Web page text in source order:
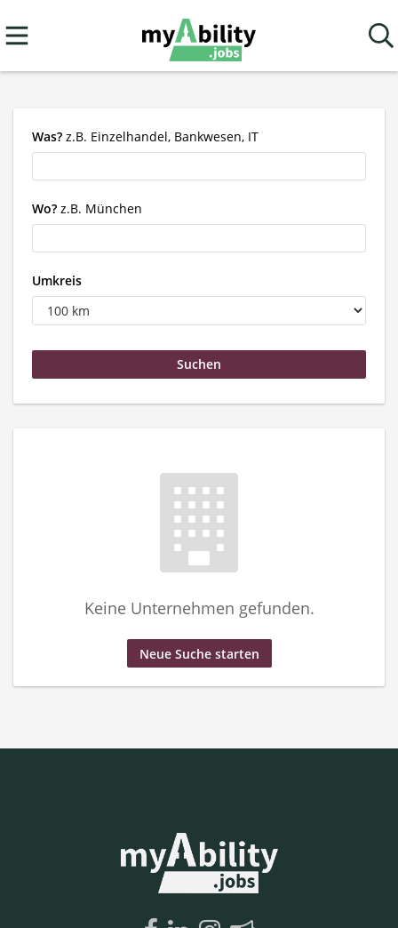
Was? z.B. Einzelhandel, Bankwesen, IT
Wo? z.B. München
Umkreis
Keine Unternehmen gefunden.
Neue Suche starten